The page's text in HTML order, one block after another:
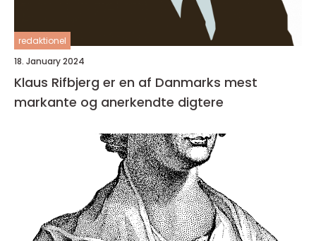
redaktionel
18. January 2024
Klaus Rifbjerg er en af Danmarks mest
markante og anerkendte digtere